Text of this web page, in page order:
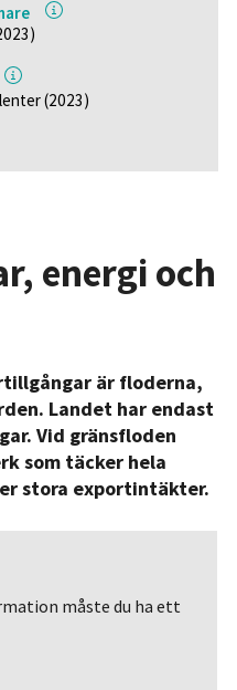
(2023)
energi och
är floderna,
Landet har endast
Vid gränsfloden
som täcker hela
stora exportintäkter.
måste du ha ett